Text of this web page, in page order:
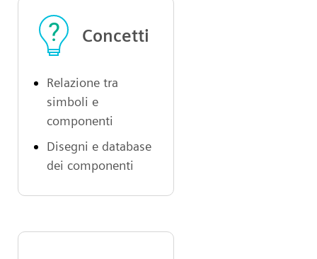
Concetti
Relazione tra
simboli e
componenti
Disegni e database
dei componenti